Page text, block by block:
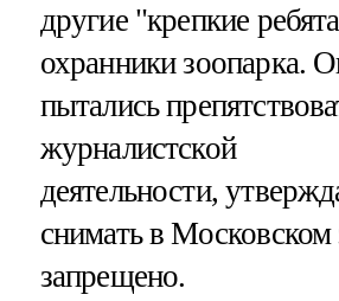
другие "крепкие
охранники зоопарка.
пытались
журналистской
деятельности,
снимать в Московском
запрещено.